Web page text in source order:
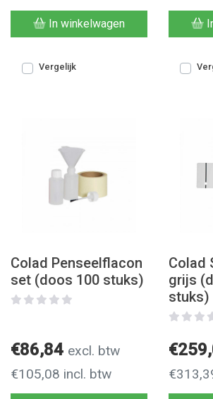
In winkelwagen
Vergelijk
Colad Penseelflacon
set (doos 100 stuks)
€86,84 excl. btw
€105,08 incl. btw
Colad
grijs
stuks)